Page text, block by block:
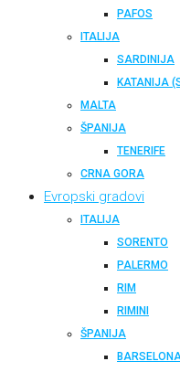
PAFOS
ITALIJA
SARDINIJA
KATANIJA
MALTA
ŠPANIJA
TENERIFE
CRNA GORA
Evropski gradovi
ITALIJA
SORENTO
PALERMO
RIM
RIMINI
ŠPANIJA